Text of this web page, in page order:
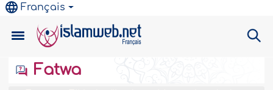
Français
Fatwa